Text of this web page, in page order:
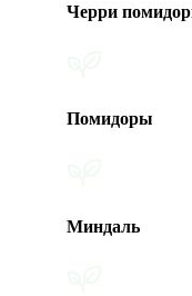
Черри помидоры
Помидоры